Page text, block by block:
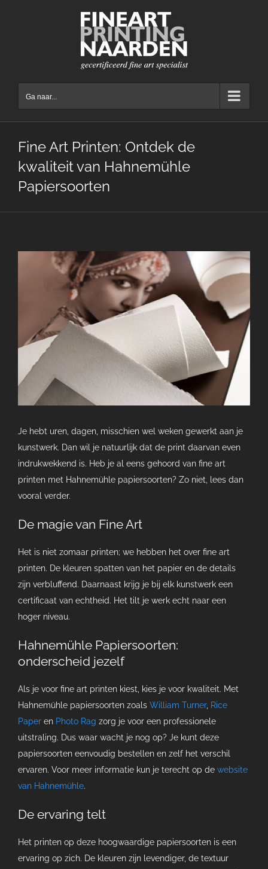
Ga naar...
Fine Art Printen: Ontdek de
kwaliteit van Hahnemühle
Papiersoorten
Je hebt uren, dagen, misschien wel weken gewerkt aan je
kunstwerk. Dan wil je natuurlijk dat de print daarvan even
indrukwekkend is. Heb je al eens gehoord van fine art
printen met Hahnemühle papiersoorten? Zo niet, lees dan
vooral verder.
De magie van Fine Art
Het is niet zomaar printen; we hebben het over fine art
printen. De kleuren spatten van het papier en de details
zijn verbluffend. Daarnaast krijg je bij elk kunstwerk een
certificaat van echtheid. Het tilt je werk echt naar een
hoger niveau.
Hahnemühle Papiersoorten:
onderscheid jezelf
Als je voor fine art printen kiest, kies je voor kwaliteit. Met
Hahnemühle papiersoorten zoals William Turner, Rice
Paperen Photo Rag zorg je voor een professionele
uitstraling. Dus waar wacht je nog op? Je kunt deze
papiersoorten eenvoudig bestellen en zelf het verschil
ervaren. Voor meer informatie kun je terecht op de website
van Hahnemühle.
De ervaring telt
Het printen op deze hoogwaardige papiersoorten is een
ervaring op zich. De kleuren zijn levendiger, de textuur